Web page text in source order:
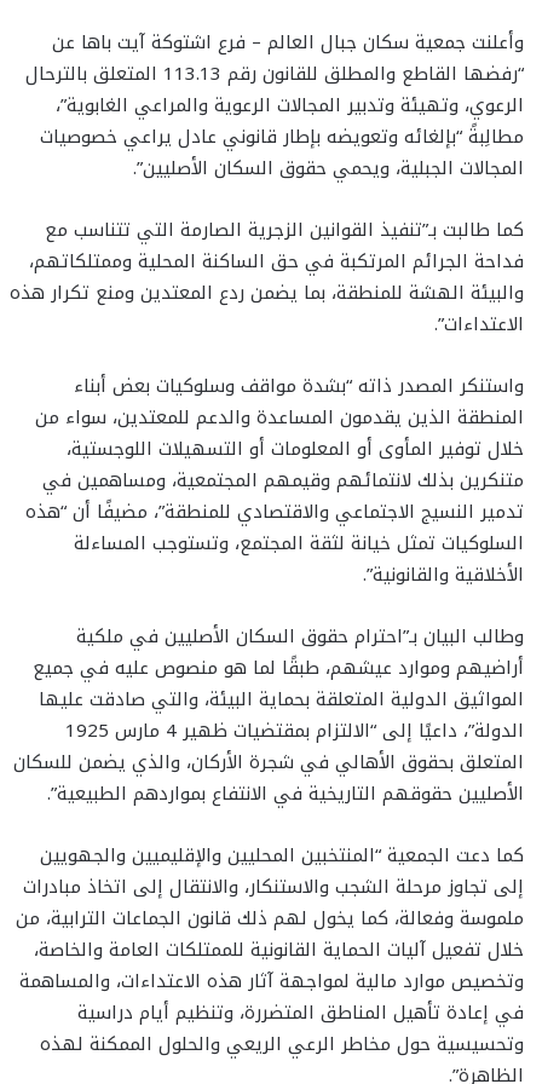
وأعلنت جمعية سكان جبال العالم – فرع اشتوكة آيت باها عن
“رفضها القاطع والمطلق للقانون رقم 113.13 المتعلق بالترحال
الرعوي، وتهيئة وتدبير المجالات الرعوية والمراعي الغابوية”،
مطالِبةً “بإلغائه وتعويضه بإطار قانوني عادل يراعي خصوصيات
المجالات الجبلية، ويحمي حقوق السكان الأصليين”.
كما طالبت بـ”تنفيذ القوانين الزجرية الصارمة التي تتناسب مع
فداحة الجرائم المرتكبة في حق الساكنة المحلية وممتلكاتهم،
والبيئة الهشة للمنطقة، بما يضمن ردع المعتدين ومنع تكرار هذه
الاعتداءات”.
واستنكر المصدر ذاته “بشدة مواقف وسلوكيات بعض أبناء
المنطقة الذين يقدمون المساعدة والدعم للمعتدين، سواء من
خلال توفير المأوى أو المعلومات أو التسهيلات اللوجستية،
متنكرين بذلك لانتمائهم وقيمهم المجتمعية، ومساهمين في
تدمير النسيج الاجتماعي والاقتصادي للمنطقة”، مضيفًا أن “هذه
السلوكيات تمثل خيانة لثقة المجتمع، وتستوجب المساءلة
الأخلاقية والقانونية”.
وطالب البيان بـ”احترام حقوق السكان الأصليين في ملكية
أراضيهم وموارد عيشهم، طبقًا لما هو منصوص عليه في جميع
المواثيق الدولية المتعلقة بحماية البيئة، والتي صادقت عليها
الدولة”، داعيًا إلى “الالتزام بمقتضيات ظهير 4 مارس 1925
المتعلق بحقوق الأهالي في شجرة الأركان، والذي يضمن للسكان
الأصليين حقوقهم التاريخية في الانتفاع بمواردهم الطبيعية”.
كما دعت الجمعية “المنتخبين المحليين والإقليميين والجهويين
إلى تجاوز مرحلة الشجب والاستنكار، والانتقال إلى اتخاذ مبادرات
ملموسة وفعالة، كما يخول لهم ذلك قانون الجماعات الترابية، من
خلال تفعيل آليات الحماية القانونية للممتلكات العامة والخاصة،
وتخصيص موارد مالية لمواجهة آثار هذه الاعتداءات، والمساهمة
في إعادة تأهيل المناطق المتضررة، وتنظيم أيام دراسية
وتحسيسية حول مخاطر الرعي الريعي والحلول الممكنة لهذه
الظاهرة”.